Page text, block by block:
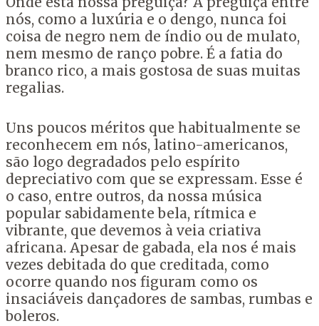
nós, como a luxúria e o dengo, nunca foi
coisa de negro nem de índio ou de mulato,
nem mesmo de ranço pobre. É a fatia do
branco rico, a mais gostosa de suas muitas
regalias.
Uns poucos méritos que habitualmente se
reconhecem em nós, latino-americanos,
são logo degradados pelo espírito
depreciativo com que se expressam. Esse é
o caso, entre outros, da nossa música
popular sabidamente bela, rítmica e
vibrante, que devemos à veia criativa
africana. Apesar de gabada, ela nos é mais
vezes debitada do que creditada, como
ocorre quando nos figuram como os
insaciáveis dançadores de sambas, rumbas e
boleros.